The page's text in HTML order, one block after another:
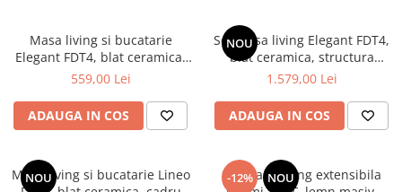
Mobilier gradinita
Mese gradinita
Scaune gradinita
Set mese si scaune gradinita
Mobilier copii
Mobila camera copii
Scaune birou pentru copii
Masa living si bucatarie
Elegant FDT4, blat ceramica,
cadru metalic, 6 persoane,
559,00 Lei
ADAUGA IN COS
NOU
Set masa living Elegant FDT4,
blat ceramica, structura
metalica, 140x80x75 cm,
FDC4, tapiterie catifea, 90 kg,
gri
1.579,00 Lei
ADAUGA IN COS
NOU
Masa living si bucatarie Lineo
-12% NOU
Set masa living extensibila